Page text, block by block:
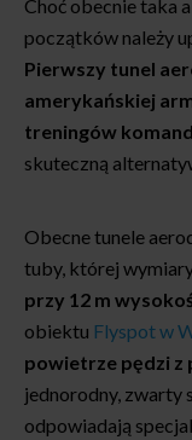
Choć obecnie taka
początków należy
Pierwszy tunel
amerykańskiej
treningów
skuteczną
Obecne tunele
tuby, której
przy 12 m
obiektu Flyspot w
powietrze pędzi z
jednorodny, zwarty
odpowiadają